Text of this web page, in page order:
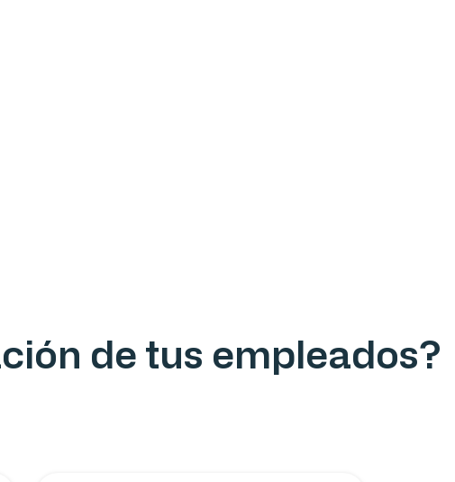
de tus empleados?